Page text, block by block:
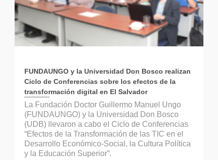
FUNDAUNGO y la Universidad Don Bosco realizan
Ciclo de Conferencias sobre los efectos de la
transformación digital en El Salvador
La Fundación Doctor Guillermo Manuel Ungo
(FUNDAUNGO) y la Universidad Don Bosco
(UDB) llevaron a cabo el Ciclo de Conferencias
“Efectos de la Transformación de las TIC en el
Desarrollo Económico-Social, la Cultura Política
y la Educación Superior”.